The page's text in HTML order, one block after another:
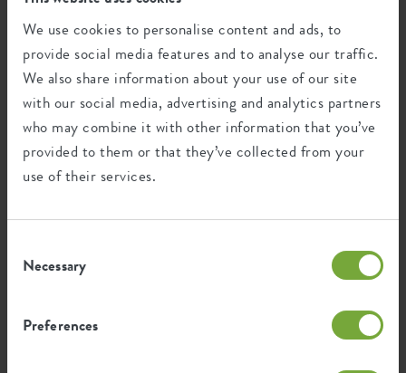
We use cookies to personalise content and ads, to
provide social media features and to analyse our traffic.
We also share information about your use of our site
with our social media, advertising and analytics partners
who may combine it with other information that you’ve
provided to them or that they’ve collected from your
use of their services.
Selection
Necessary
Preferences
Designer: Bas van der Veer
A truly premium collection that combines iconic, expressive,
fresh and also more restrained shapes, always thoughtfully
detailed and with a beautiful, high quality surface finish. This
collection was mindfully curated for each shape to stand out
individually in a wide variety of styles, but all planters in this
range also clearly stem from the same family, forming a
collection of premium planters that were designed to elevate its
environment and, of course, the greenery it holds.
Riciclaggio
Questo prodotto è composto da 0% di